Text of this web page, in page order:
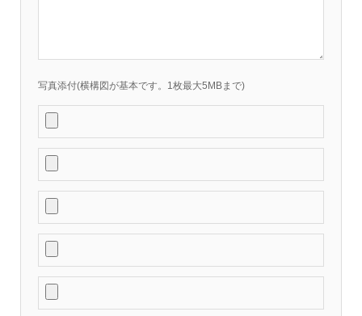
写真添付(横構図が基本です。1枚最大5MBまで)